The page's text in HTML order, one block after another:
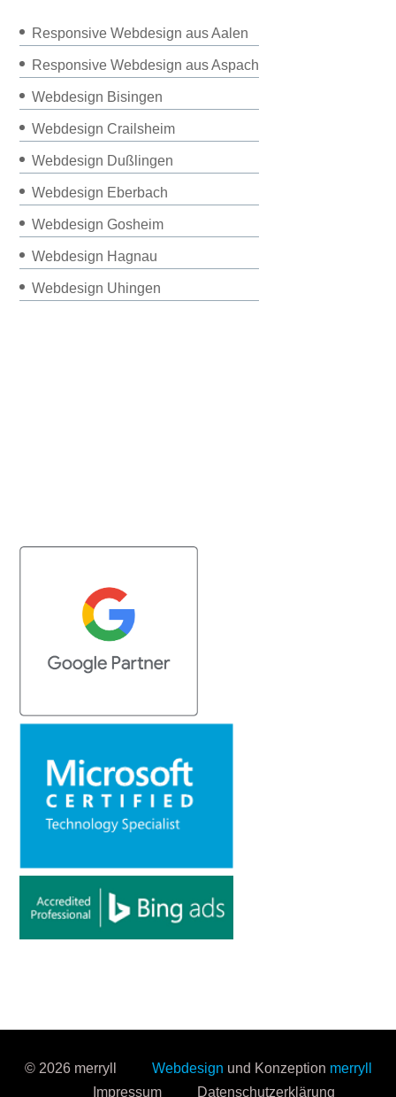
Responsive Webdesign aus Aalen
Responsive Webdesign aus Aspach
Webdesign Bisingen
Webdesign Crailsheim
Webdesign Dußlingen
Webdesign Eberbach
Webdesign Gosheim
Webdesign Hagnau
Webdesign Uhingen
© 2026 merryll Webdesign und Konzeption merryll
Impressum
Datenschutzerklärung